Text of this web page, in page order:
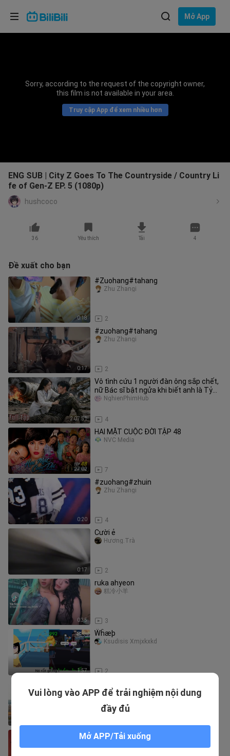
Mở App
Sorry, according to the request of the copyright owner,
this film is not available in your area.
Truy cập App để xem nhiều hơn
ENG SUB | City Z Goes To The Countryside / Country Li
fe of Gen-Z EP. 5 (1080p)
hushcoco
36 Yêu thích Tải 4
Đề xuất cho bạn
0:18
#Zuohang#tahang
2
Zhu Zhangi
0:17
#zuohang#tahang
2
Zhu Zhangi
2:07:51
Vô tình cứu 1 người đàn ông sắp chết,
nữ Bác sĩ bật ngửa khi biết anh là Tỷ
phú, đời cô thay đổi!
4
NghienPhimHub
27:02
HAI MẶT CUỘC ĐỜI TẬP 48
7
NVC Media
0:20
#zuohang#zhuin
4
Zhu Zhangi
0:17
Cười ẻ
2
Hương.Trà
0:35
ruka ahyeon
3
糕冷小羊
1:57
Ẅĥæþ
2
Ksudisis Xmjxkxkd
Episode 282
Ai bảo nhà Thanh đã diệt vong
xiaomaiguozhioye
Vui lòng vào APP để trải nghiệm nội dung
đầy đủ
Mở APP/Tải xuống
Lựa chọn ngôn ngữ
Bahasa Indonesia